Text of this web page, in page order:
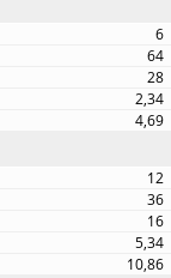
6
64
28
2,34
4,69
12
36
16
5,34
10,86